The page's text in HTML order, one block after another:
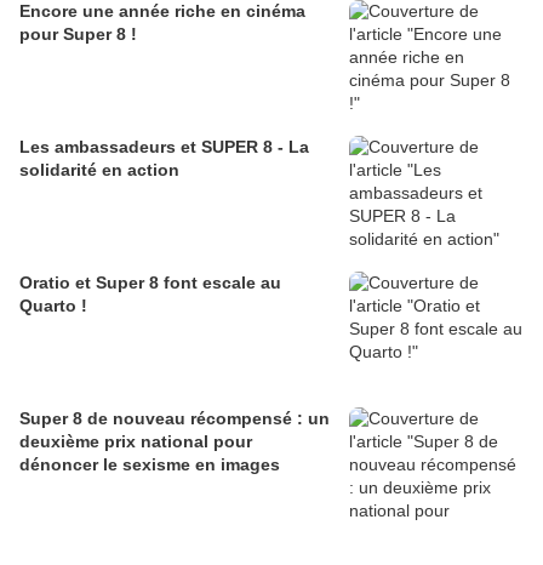
Encore une année riche en cinéma
pour Super 8 !
Les ambassadeurs et SUPER 8 - La
solidarité en action
Oratio et Super 8 font escale au
Quarto !
Super 8 de nouveau récompensé : un
deuxième prix national pour
dénoncer le sexisme en images